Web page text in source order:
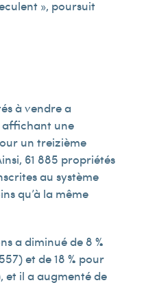
», poursuit
à vendre a
affichant une
un treizième
61 885 propriétés
au système
qu’à la même
a diminué de 8 %
et de 18 % pour
et il a augmenté de